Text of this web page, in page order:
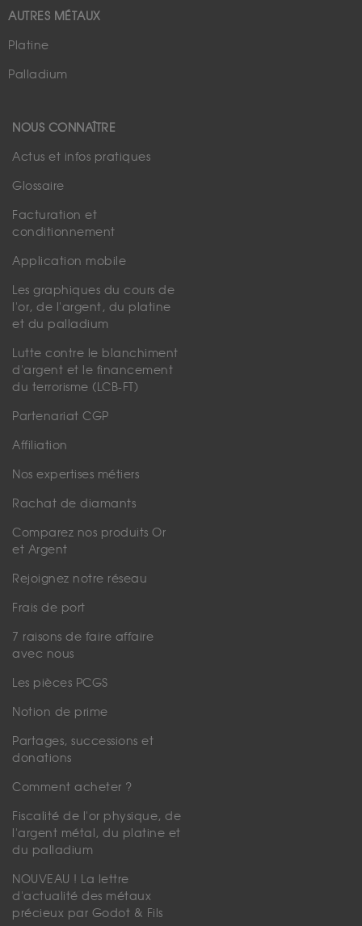
AUTRES MÉTAUX
Platine
Palladium
NOUS CONNAÎTRE
Actus et infos pratiques
Glossaire
Facturation et
conditionnement
Application mobile
Les graphiques du cours de
l'or, de l'argent, du platine
et du palladium
Lutte contre le blanchiment
d'argent et le financement
du terrorisme (LCB-FT)
Partenariat CGP
Affiliation
Nos expertises métiers
Rachat de diamants
Comparez nos produits Or
et Argent
Rejoignez notre réseau
Frais de port
7 raisons de faire affaire
avec nous
Les pièces PCGS
Notion de prime
Partages, successions et
donations
Comment acheter ?
Fiscalité de l'or physique, de
l'argent métal, du platine et
du palladium
NOUVEAU ! La lettre
d'actualité des métaux
précieux par Godot & Fils